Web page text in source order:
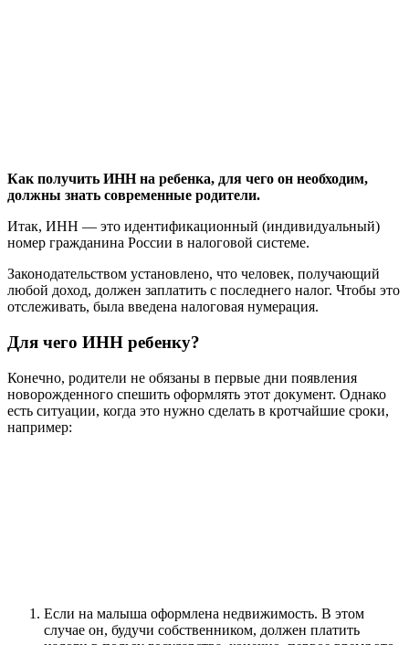
Как получить ИНН на ребенка, для чего он необходим,
должны знать современные родители.
Итак, ИНН — это идентификационный (индивидуальный)
номер гражданина России в налоговой системе.
Законодательством установлено, что человек, получающий
любой доход, должен заплатить с последнего налог. Чтобы это
отслеживать, была введена налоговая нумерация.
Для чего ИНН ребенку?
Конечно, родители не обязаны в первые дни появления
новорожденного спешить оформлять этот документ. Однако
есть ситуации, когда это нужно сделать в кротчайшие сроки,
например:
Если на малыша оформлена недвижимость. В этом
случае он, будучи собственником, должен платить